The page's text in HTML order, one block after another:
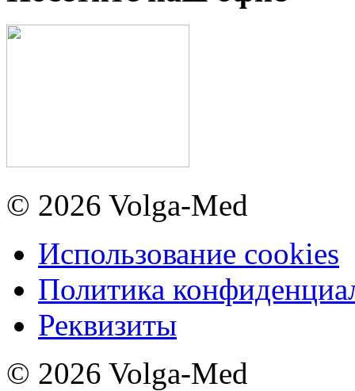
© 2026 Volga-Med
Использование cookies
Политика
Реквизиты
© 2026 Volga-Med